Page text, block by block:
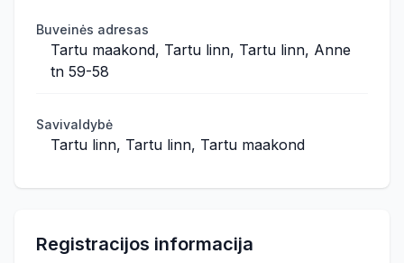
Buveinės adresas
Tartu maakond, Tartu linn, Tartu linn, Anne
tn 59-58
Savivaldybė
Tartu linn, Tartu linn, Tartu maakond
Registracijos informacija